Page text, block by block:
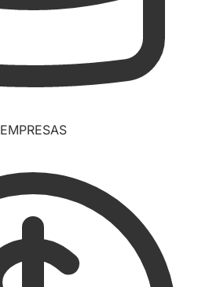
EMPRESAS